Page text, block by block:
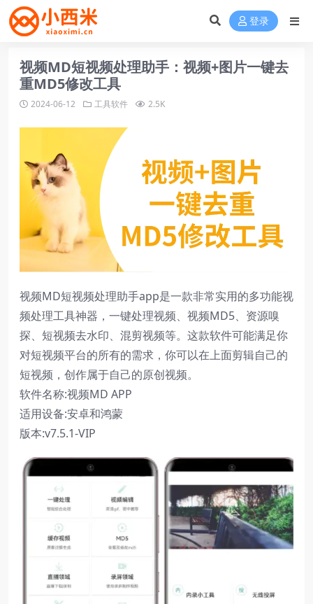
登录
视频MD短视频处理助手：视频+图片一键去
重MD5修改工具
2024-06-12 工具软件 2.5K
视频MD短视频处理助手app是一款非常实用的多功能视
频处理工具神器，一键处理视频、视频MD5、资源嗅
探、短视频去水印、混剪视频等。这款软件可能满足你
对短视频平台的所有的需求，你可以在上面剪辑自己的
短视频，创作属于自己的原创视频。
软件名称:视频MD APP
适用设备:安卓和鸿蒙
版本:v7.5.1-VIP